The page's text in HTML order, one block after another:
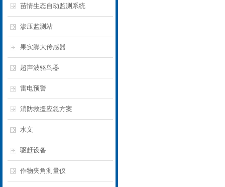
苗情生态自动监测系统
渗压监测站
果实膨大传感器
超声波驱鸟器
雷电预警
消防救援应急方案
水文
驱赶设备
作物夹角测量仪